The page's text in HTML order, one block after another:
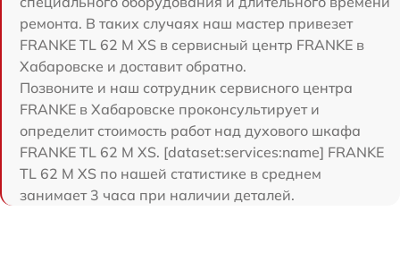
ремонта. В таких случаях наш мастер привезет
FRANKE TL 62 M XS в сервисный центр FRANKE в
Хабаровске и доставит обратно.
Позвоните и наш сотрудник сервисного центра
FRANKE в Хабаровске проконсультирует и
определит стоимость работ над духового шкафа
FRANKE TL 62 M XS. [dataset:services:name] FRANKE
TL 62 M XS по нашей статистике в среднем
занимает 3 часа при наличии деталей.